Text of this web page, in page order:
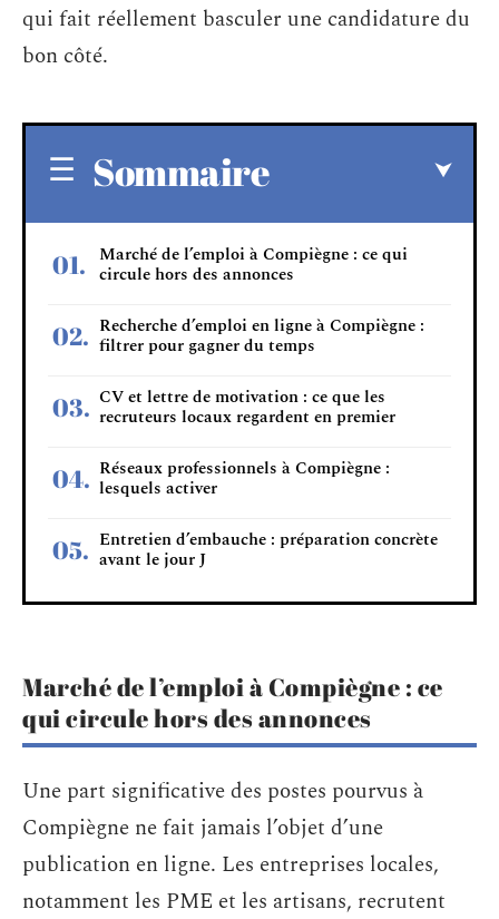
qui fait réellement basculer une candidature du
bon côté.
Sommaire
Marché de l’emploi à Compiègne : ce qui
circule hors des annonces
Recherche d’emploi en ligne à Compiègne :
filtrer pour gagner du temps
CV et lettre de motivation : ce que les
recruteurs locaux regardent en premier
Réseaux professionnels à Compiègne :
lesquels activer
Entretien d’embauche : préparation concrète
avant le jour J
Marché de l’emploi à Compiègne : ce
qui circule hors des annonces
Une part significative des postes pourvus à
Compiègne ne fait jamais l’objet d’une
publication en ligne. Les entreprises locales,
notamment les PME et les artisans, recrutent